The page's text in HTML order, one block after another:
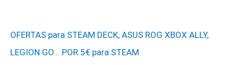
OFERTAS para STEAM DECK, ASUS ROG XBOX ALLY,
LEGION GO... POR 5€ para STEAM